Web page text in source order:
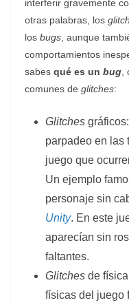
interferir gravemente
otras palabras, los
los bugs , aunque
comportamientos
sabes qué es un bug
comunes de glitches:
Glitches
parpadeo en las
juego que
Un ejemplo
personaje sin
Unity. En este
aparecían sin
faltantes.
Glitches de
físicas del juego